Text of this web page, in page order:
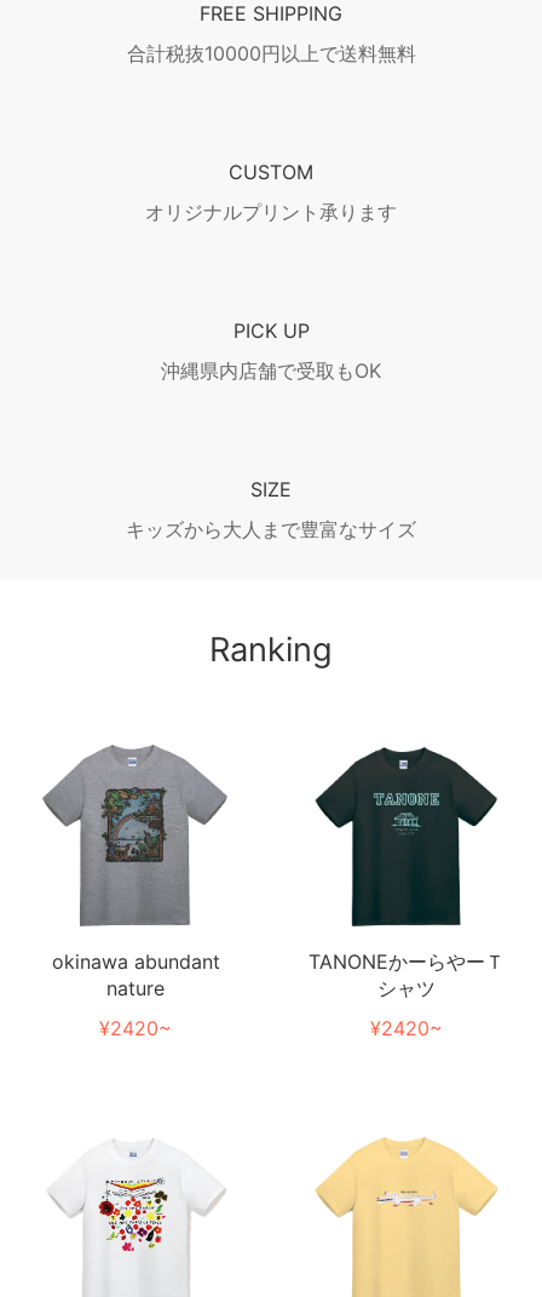
FREE SHIPPING
合計税抜10000円以上で送料無料
CUSTOM
オリジナルプリント承ります
PICK UP
沖縄県内店舗で受取もOK
SIZE
キッズから大人まで豊富なサイズ
Ranking
okinawa abundant
nature
¥2420~
TANONEかーらやーＴ
シャツ
¥2420~